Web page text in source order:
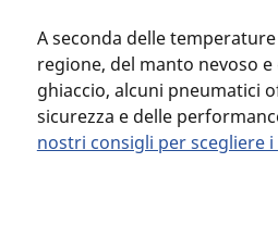
A seconda delle
regione, del manto nevoso
ghiaccio, alcuni pneumatici
sicurezza e delle
nostri consigli per scegliere